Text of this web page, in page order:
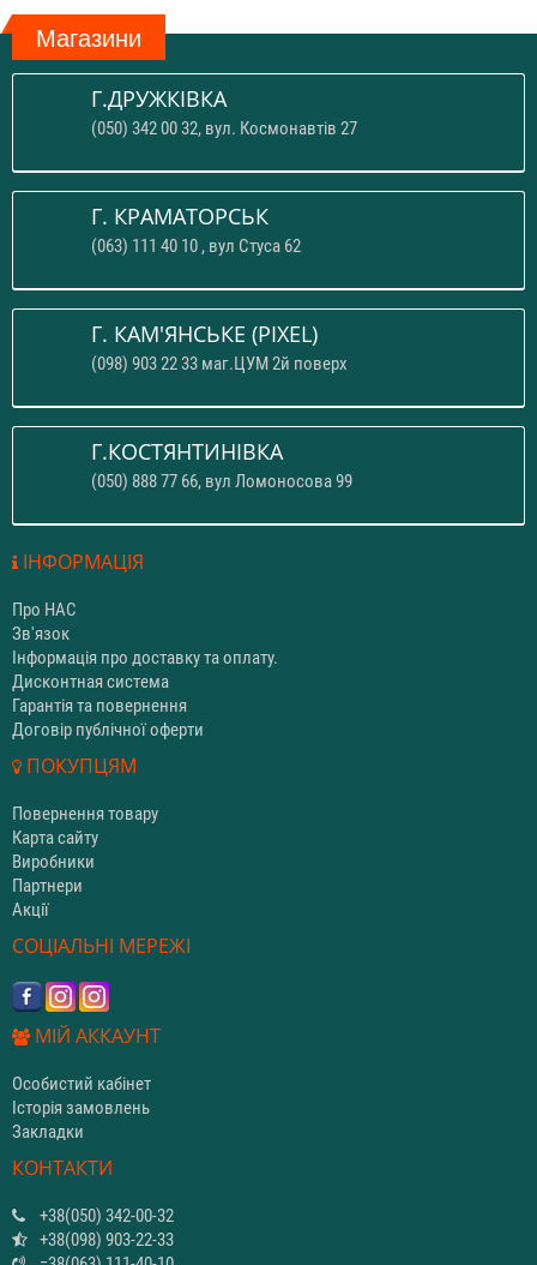
Магазини
Г.ДРУЖКІВКА
(050) 342 00 32, вул. Космонавтів 27
Г. КРАМАТОРСЬК
(063) 111 40 10 , вул Стуса 62
Г. КАМ'ЯНСЬКЕ (PIXEL)
(098) 903 22 33 маг.ЦУМ 2й поверх
Г.КОСТЯНТИНІВКА
(050) 888 77 66, вул Ломоносова 99
ІНФОРМАЦІЯ
Про НАС
Зв'язок
Інформація про доставку та оплату.
Дисконтная система
Гарантія та повернення
Договір публічної оферти
ПОКУПЦЯМ
Повернення товару
Карта сайту
Виробники
Партнери
Акції
СОЦІАЛЬНІ МЕРЕЖІ
МІЙ АККАУНТ
Особистий кабінет
Історія замовлень
Закладки
КОНТАКТИ
+38(050) 342-00-32
+38(098) 903-22-33